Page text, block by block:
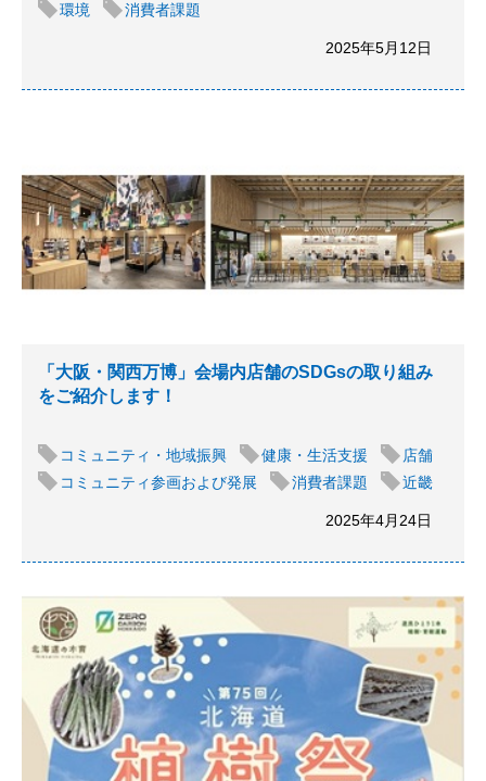
環境
消費者課題
2025年5月12日
「大阪・関西万博」会場内店舗のSDGsの取り組み
をご紹介します！
コミュニティ・地域振興 健康・生活支援
店舗
コミュニティ参画および発展
消費者課題 近畿
2025年4月24日